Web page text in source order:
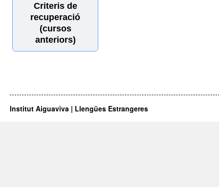
Criteris de
recuperació
(cursos
anteriors)
Institut Aiguaviva | Llengües Estrangeres